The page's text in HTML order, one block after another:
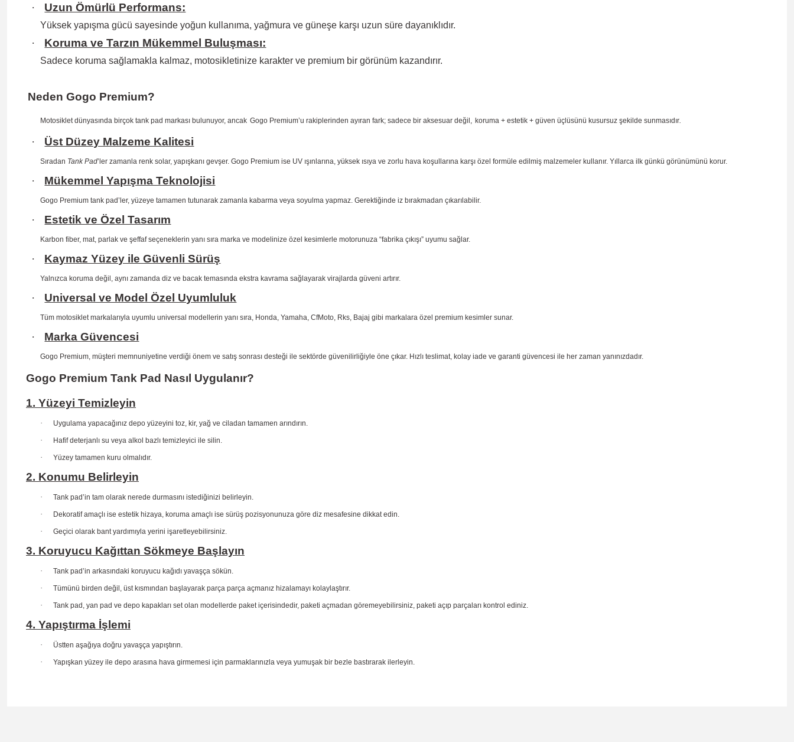
· Uzun Ömürlü Performans:
Yüksek yapışma gücü sayesinde yoğun kullanıma, yağmura ve güneşe karşı uzun süre dayanıklıdır.
· Koruma ve Tarzın Mükemmel Buluşması:
Sadece koruma sağlamakla kalmaz, motosikletinize karakter ve premium bir görünüm kazandırır.
Neden Gogo Premium?
Motosiklet dünyasında birçok tank pad markası bulunuyor, ancak Gogo Premium’u rakiplerinden ayıran fark; sadece bir aksesuar değil, koruma + estetik + güven üçlüsünü kusursuz şekilde sunmasıdır
· Üst Düzey Malzeme Kalitesi
Sıradan Tank Pad’ler zamanla renk solar, yapışkanı gevşer. Gogo Premium ise UV ışınlarına, yüksek ısıya ve zorlu hava koşullarına karşı özel formüle edilmiş malzemeler kullanır. Yıllarca ilk günkü görünümünü korur.
· Mükemmel Yapışma Teknolojisi
Gogo Premium tank pad’ler, yüzeye tamamen tutunarak zamanla kabarma veya soyulma yapmaz. Gerektiğinde iz bırakmadan çıkarılabilir.
· Estetik ve Özel Tasarım
Karbon fiber, mat, parlak ve şeffaf seçeneklerin yanı sıra marka ve modelinize özel kesimlerle motorunuza “fabrika çıkışı” uyumu sağlar.
· Kaymaz Yüzey ile Güvenli Sürüş
Yalnızca koruma değil, aynı zamanda diz ve bacak temasında ekstra kavrama sağlayarak virajlarda güveni artırır.
· Universal ve Model Özel Uyumluluk
Tüm motosiklet markalarıyla uyumlu universal modellerin yanı sıra, Honda, Yamaha, CfMoto, Rks, Bajaj gibi markalara özel premium kesimler sunar.
· Marka Güvencesi
Gogo Premium, müşteri memnuniyetine verdiği önem ve satış sonrası desteği ile sektörde güvenilirliğiyle öne çıkar. Hızlı teslimat, kolay iade ve garanti güvencesi ile her zaman yanınızdadır.
Gogo Premium Tank Pad Nasıl Uygulanır?
1. Yüzeyi Temizleyin
· Uygulama yapacağınız depo yüzeyini toz, kir, yağ ve ciladan tamamen arındırın.
· Hafif deterjanlı su veya alkol bazlı temizleyici ile silin.
· Yüzey tamamen kuru olmalıdır.
2. Konumu Belirleyin
· Tank pad’in tam olarak nerede durmasını istediğinizi belirleyin.
· Dekoratif amaçlı ise estetik hizaya, koruma amaçlı ise sürüş pozisyonunuza göre diz mesafesine dikkat edin.
· Geçici olarak bant yardımıyla yerini işaretleyebilirsiniz.
3. Koruyucu Kağıttan Sökmeye Başlayın
· Tank pad’in arkasındaki koruyucu kağıdı yavaşça sökün.
· Tümünü birden değil, üst kısmından başlayarak parça parça açmanız hizalamayı kolaylaştırır.
· Tank pad, yan pad ve depo kapakları set olan modellerde paket içerisindedir, paketi açmadan göremeyebilirsiniz, paketi açıp parçaları kontrol ediniz.
4. Yapıştırma İşlemi
· Üstten aşağıya doğru yavaşça yapıştırın.
· Yapışkan yüzey ile depo arasına hava girmemesi için parmaklarınızla veya yumuşak bir bezle bastırarak ilerleyin.